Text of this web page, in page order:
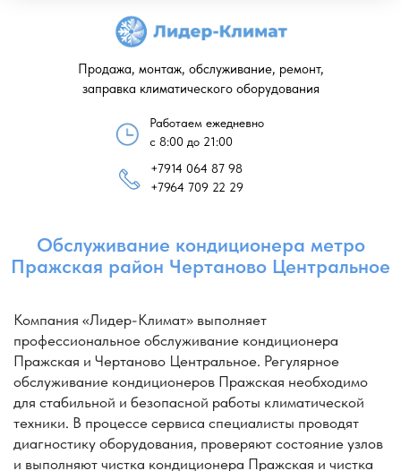
Работаем ежедневно
с 8:00 до 21:00
+7914 064 87 98
+7964 709 22 29
Продажа, монтаж, обслуживание, ремонт,
заправка климатического оборудования
Обслуживание кондиционера метро
Пражская район Чертаново Центральное
профессиональное обслуживание кондиционера
Пражская и Чертаново Центральное. Регулярное
обслуживание кондиционеров Пражская необходимо
диагностику оборудования, проверяют состояние узлов
и выполняют чистка кондиционера Пражская и чистка
кондиционеров Пражская, удаляя пыль, бактерии
и загрязнения из внутреннего блока.
Мастера компании «Лидер-Климат» выполняют
обслуживание кондиционера Чертаново Центральное.
Если требуется обслуживание кондиционера
в Чертаново Центральном или обслуживание
кондиционера в Чертанове Центральном, специалисты
оперативно приедут на объект и проведут полный
технический осмотр оборудования. Для квартир, офисов